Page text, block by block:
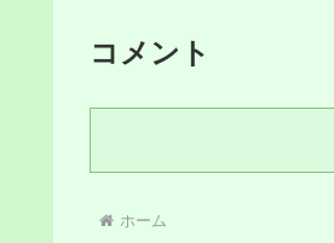
コメント
ホーム